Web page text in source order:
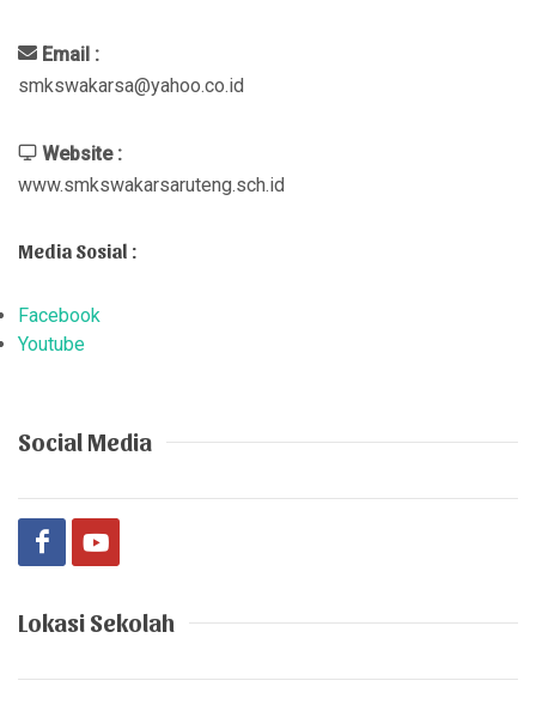
Email :
smkswakarsa@yahoo.co.id
Website :
www.smkswakarsaruteng.sch.id
Media Sosial :
Facebook
Youtube
Social Media
Lokasi Sekolah